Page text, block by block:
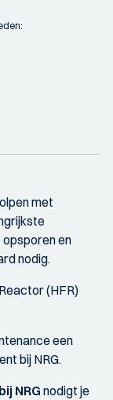
met
opsporen en
nodig.
(HFR)
een
bij NRG.
NRG nodigt je